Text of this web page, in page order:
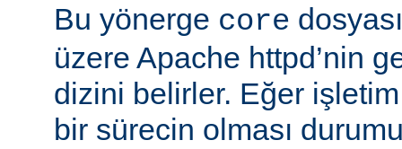
Bu yönerge core
üzere Apache httpd’nin
dizini belirler. Eğer
bir sürecin olması